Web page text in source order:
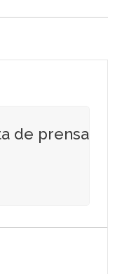
de prensa